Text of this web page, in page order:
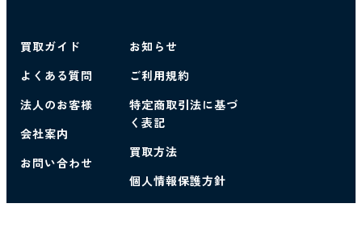
買取ガイド
よくある質問
法人のお客様
会社案内
お問い合わせ
お知らせ
ご利用規約
特定商取引法に基づ
く表記
買取方法
個人情報保護方針